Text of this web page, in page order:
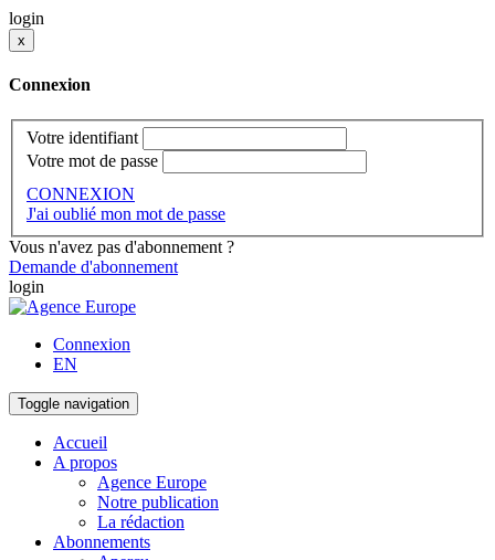
login
x
Connexion
Votre identifiant
Votre mot de passe
CONNEXION
J'ai oublié mon mot de passe
Vous n'avez pas d'abonnement ?
Demande d'abonnement
login
Connexion
EN
Toggle navigation
Accueil
A propos
Agence Europe
Notre publication
La rédaction
Abonnements